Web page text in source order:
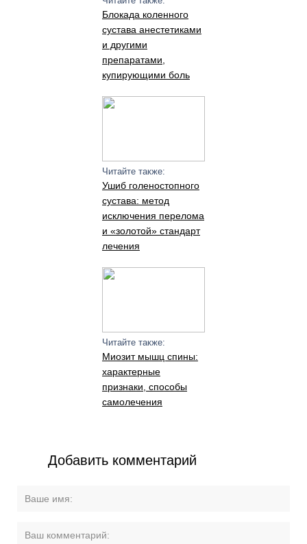
Блокада коленного
сустава анестетиками
и другими
препаратами,
купирующими боль
Читайте также:
Ушиб голеностопного
сустава: метод
исключения перелома
и «золотой» стандарт
лечения
Читайте также:
Миозит мышц спины:
характерные
признаки, способы
самолечения
Добавить комментарий